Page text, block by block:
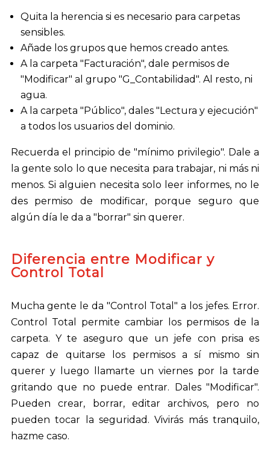
Quita la herencia si es necesario para carpetas
sensibles.
Añade los grupos que hemos creado antes.
A la carpeta "Facturación", dale permisos de
"Modificar" al grupo "G_Contabilidad". Al resto, ni
agua.
A la carpeta "Público", dales "Lectura y ejecución"
a todos los usuarios del dominio.
Recuerda el principio de "mínimo privilegio". Dale a
la gente solo lo que necesita para trabajar, ni más ni
menos. Si alguien necesita solo leer informes, no le
des permiso de modificar, porque seguro que
algún día le da a "borrar" sin querer.
Diferencia entre Modificar y
Control Total
Mucha gente le da "Control Total" a los jefes. Error.
Control Total permite cambiar los permisos de la
carpeta. Y te aseguro que un jefe con prisa es
capaz de quitarse los permisos a sí mismo sin
querer y luego llamarte un viernes por la tarde
gritando que no puede entrar. Dales "Modificar".
Pueden crear, borrar, editar archivos, pero no
pueden tocar la seguridad. Vivirás más tranquilo,
hazme caso.